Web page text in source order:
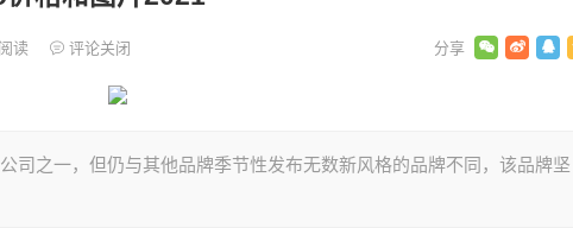
阅读 评论关闭
司之一，但仍与其他品牌季节性发布无数新风格的品牌不同，该品牌坚